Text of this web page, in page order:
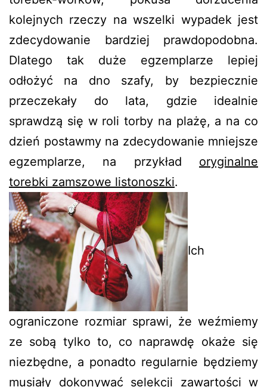
kolejnych rzeczy na wszelki wypadek jest
zdecydowanie bardziej prawdopodobna.
Dlatego tak duże egzemplarze lepiej
odłożyć na dno szafy, by bezpiecznie
przeczekały do lata, gdzie idealnie
sprawdzą się w roli torby na plażę, a na co
dzień postawmy na zdecydowanie mniejsze
egzemplarze, na przykład oryginalne
torebki zamszowe listonoszki.
Ich
ograniczone rozmiar sprawi, że weźmiemy
ze sobą tylko to, co naprawdę okaże się
niezbędne, a ponadto regularnie będziemy
musiały dokonywać selekcji zawartości w